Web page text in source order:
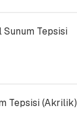
Tepsisi
Tepsisi (Akrilik)